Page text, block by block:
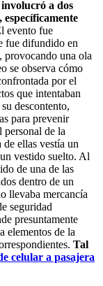
a dos
evento fue
fue difundido en
provocando una ola
se observa cómo
por el
que intentaban
descontento,
para prevenir
personal de la
de ellas vestía un
vestido suelto. Al
de una de las
dentro de un
llevaba mercancía
seguridad
presuntamente
elementos de la
Tal
celular a pasajera